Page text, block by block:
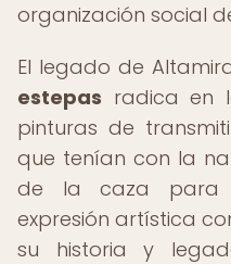
organización social
El legado de
estepas radica en
pinturas de
que tenían con la
de la caza para
expresión artística
su historia y